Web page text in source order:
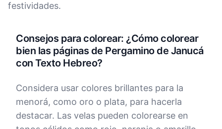
festividades.
Consejos para colorear: ¿Cómo colorear
bien las páginas de Pergamino de Janucá
con Texto Hebreo?
Considera usar colores brillantes para la
menorá, como oro o plata, para hacerla
destacar. Las velas pueden colorearse en